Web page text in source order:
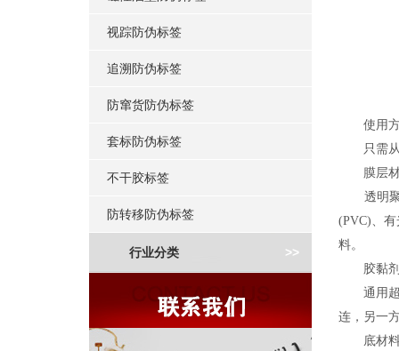
视踪防伪标签
追溯防伪标签
防窜货防伪标签
套标防伪标签
不干胶标签
防转移防伪标签
行业分类 >>
使用方
只需从
膜层材
透明聚
(PVC)、
料。
胶黏
通用超
连，另一
底材